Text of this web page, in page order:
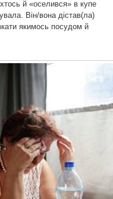
й «оселився» в купе
Він/вона дістав(ла)
якимось посудом й